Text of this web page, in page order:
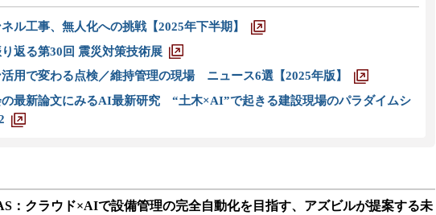
ル工事、無人化への挑戦【2025年下半期】
返る第30回 震災対策技術展
活用で変わる点検／維持管理の現場 ニュース6選【2025年版】
の最新論文にみるAI最新研究 “土木×AI”で起きる建設現場のパラダイムシ
：クラウド×AIで設備管理の完全自動化を目指す、アズビルが提案する未